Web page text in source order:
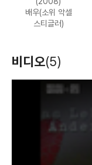
배우(소위 악셀
스티글러)
비디오(5)